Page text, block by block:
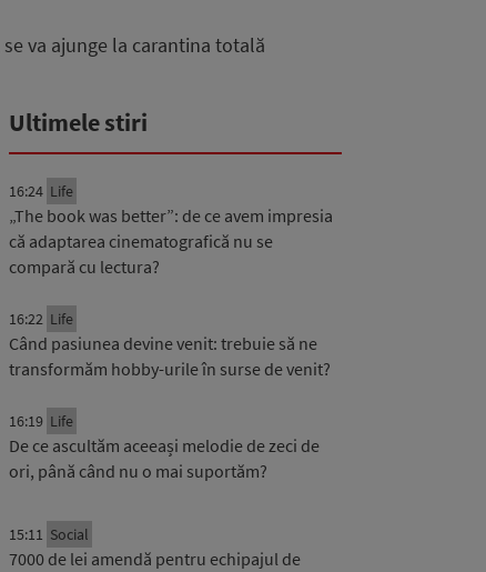
va ajunge la carantina totală
Ultimele stiri
16:24 Life
„The book was better”: de ce avem impresia
că adaptarea cinematografică nu se
compară cu lectura?
16:22 Life
Când pasiunea devine venit: trebuie să ne
transformăm hobby-urile în surse de venit?
16:19 Life
De ce ascultăm aceeași melodie de zeci de
ori, până când nu o mai suportăm?
15:11 Social
7000 de lei amendă pentru echipajul de